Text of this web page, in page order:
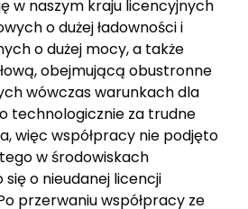
w naszym kraju licencyjnych
o dużej ładowności i
o dużej mocy, a także
obejmującą obustronne
wówczas warunkach dla
technologicznie za trudne
więc współpracy nie podjęto
w środowiskach
o nieudanej licencji
przerwaniu współpracy ze